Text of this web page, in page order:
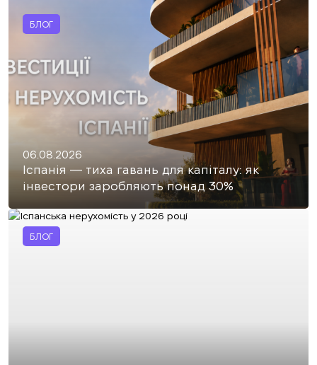
БЛОГ
06.08.2026
Іспанія — тиха гавань для капіталу: як
інвестори заробляють понад 30%
БЛОГ